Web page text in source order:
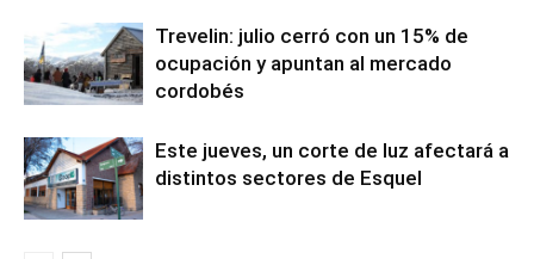
Trevelin: julio cerró con un 15% de
ocupación y apuntan al mercado
cordobés
Este jueves, un corte de luz afectará a
distintos sectores de Esquel